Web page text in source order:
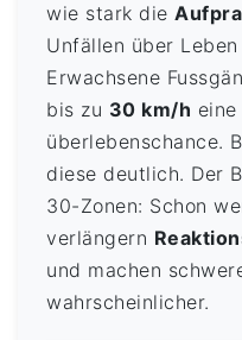
wie stark die
Unfällen über
Erwachsene
bis zu 30 km/h
überlebenschance.
diese deutlich. Der
30-Zonen: Schon
verlängern
und machen
wahrscheinlicher.